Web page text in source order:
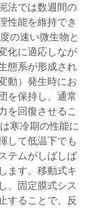
法では数週間の
性能を維持でき
の速い微生物と
化に適応しなが
態系が形成され
動）発生時にお
を保持し、通常
を回復させるこ
寒冷期の性能に
して低温下でも
テムがしばしば
ます。移動式キ
、固定膜式シス
することで、反